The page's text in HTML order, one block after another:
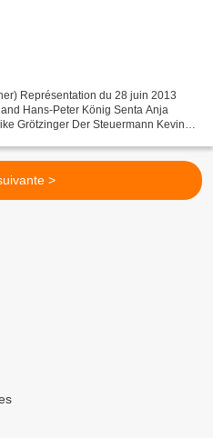
Représentation du 28 juin 2013
Hans-Peter König Senta Anja
Grötzinger Der Steuermann Kevin
>